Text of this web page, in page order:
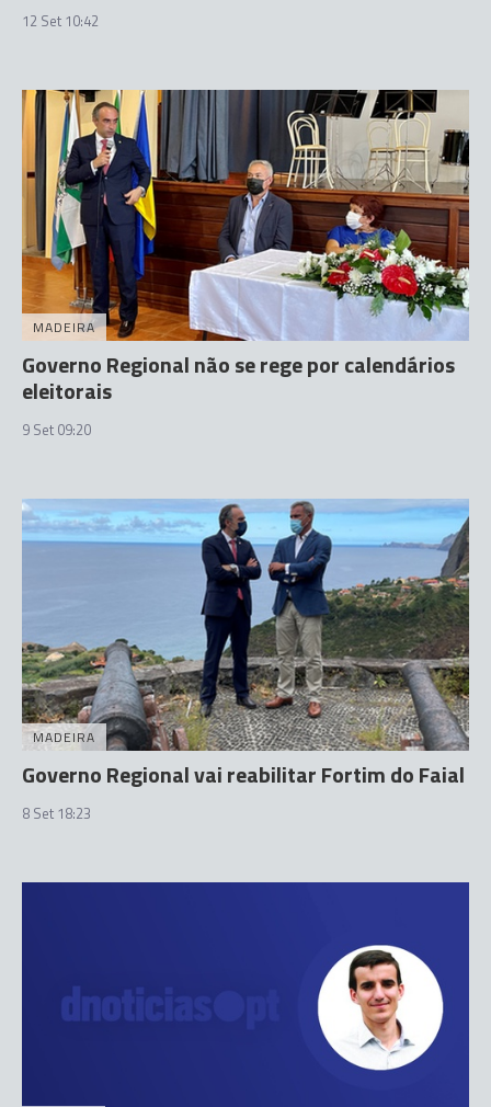
12 Set 10:42
MADEIRA
Governo Regional não se rege por calendários
eleitorais
9 Set 09:20
MADEIRA
Governo Regional vai reabilitar Fortim do Faial
8 Set 18:23